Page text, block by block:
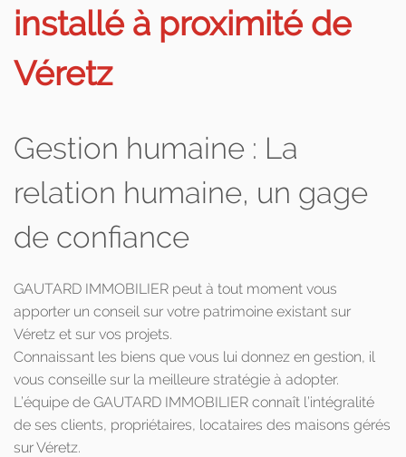
installé à proximité de
Véretz
Gestion humaine : La
relation humaine, un gage
de confiance
GAUTARD IMMOBILIER peut à tout moment vous
apporter un conseil sur votre patrimoine existant sur
Véretz et sur vos projets.
Connaissant les biens que vous lui donnez en gestion, il
vous conseille sur la meilleure stratégie à adopter.
L’équipe de GAUTARD IMMOBILIER connaît l’intégralité
de ses clients, propriétaires, locataires des maisons gérés
sur Véretz.